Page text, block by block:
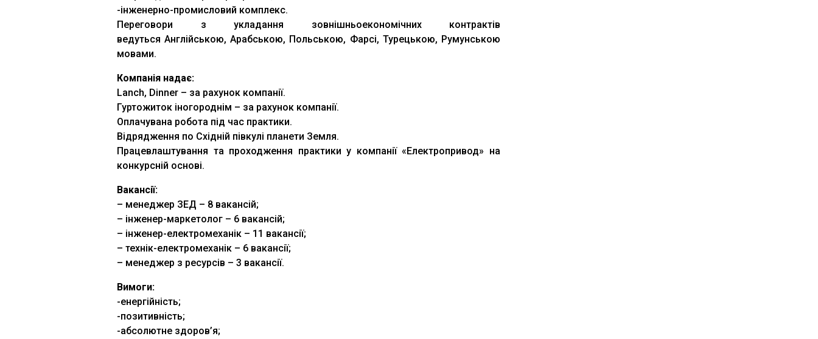
-інженерно-промисловий комплекс.
Переговори з укладання зовнішньоекономічних контрактів
ведуться Англійською, Арабською, Польською, Фарсі, Турецькою, Румунською
мовами.
Компанія надає:
Lanch, Dinner – за рахунок компанії.
Гуртожиток іногороднім – за рахунок компанії.
Оплачувана робота під час практики.
Відрядження по Східній півкулі планети Земля.
Працевлаштування та проходження практики у компанії «Електропривод» на
конкурсній основі.
Вакансії:
– менеджер ЗЕД – 8 вакансій;
– інженер-маркетолог – 6 вакансій;
– інженер-електромеханік – 11 вакансії;
– технік-електромеханік – 6 вакансії;
– менеджер з ресурсів – 3 вакансії.
Вимоги:
-енергійність;
-позитивність;
-абсолютне здоров’я;